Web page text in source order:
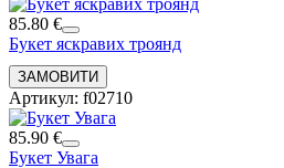
85.80 €
Букет яскравих троянд
Артикул: f02710
85.90 €
Букет Увага